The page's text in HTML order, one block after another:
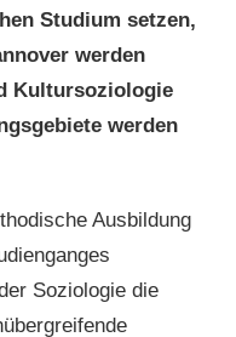
Studium setzen,
werden
Kultursoziologie
werden
Ausbildung
Soziologie die